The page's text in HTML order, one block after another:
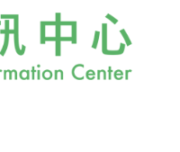
嶼也融入在地